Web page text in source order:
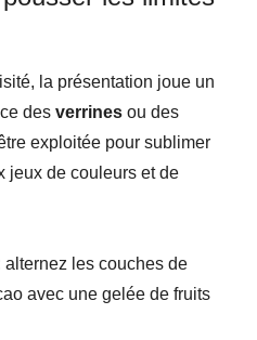
la présentation joue un
des verrines ou des
exploitée pour sublimer
jeux de couleurs et de
alternez les couches de
avec une gelée de fruits